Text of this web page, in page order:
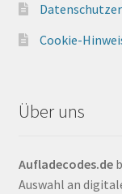
Cookie-
Über uns
Aufladecodes.de
Auswahl an